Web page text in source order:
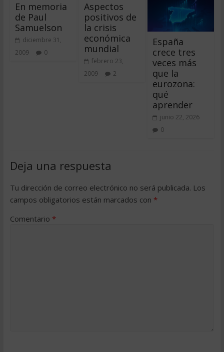
En memoria
de Paul
Samuelson
diciembre 31,
2009
0
Aspectos
positivos de
la crisis
económica
mundial
febrero 23,
2009
2
España
crece tres
veces más
que la
eurozona:
qué
aprender
junio 22, 2026
0
Deja una respuesta
Tu dirección de correo electrónico no será publicada. Los
campos obligatorios están marcados con *
Comentario *